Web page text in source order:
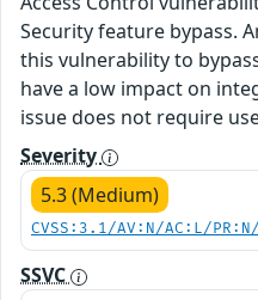
Security feature bypass.
this vulnerability to
have a low impact on
issue does not require
Severity
5.3 (Medium)
CVSS:3.1/AV:N/AC:L/
SSVC